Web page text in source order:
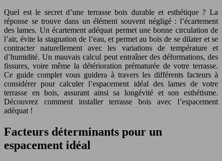
Quel est le secret d’une terrasse bois durable et esthétique ? La
réponse se trouve dans un élément souvent négligé : l’écartement
des lames. Un écartement adéquat permet une bonne circulation de
l’air, évite la stagnation de l’eau, et permet au bois de se dilater et se
contracter naturellement avec les variations de température et
d’humidité. Un mauvais calcul peut entraîner des déformations, des
fissures, voire même la détérioration prématurée de votre terrasse.
Ce guide complet vous guidera à travers les différents facteurs à
considérer pour calculer l’espacement idéal des lames de votre
terrasse en bois, assurant ainsi sa longévité et son esthétisme.
Découvrez comment installer terrasse bois avec l’espacement
adéquat !
Facteurs déterminants pour un
espacement idéal